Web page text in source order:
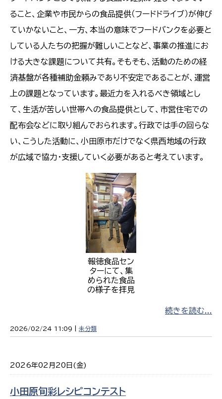
ること、企業や市民からの食品提供（フードドライブ）が伸び
ていかないこと、一方、本当の意味でフードバンクを必要と
している人たちの把握が難しいことなど、事業の推進にお
ける大きな課題について共有。そもそも、活動のための経
済基盤が各種補助金頼みであり不安定であることが、運営
上の課題となっています。最近力を入れるべき領域とし
て、生活が苦しい世帯への食品提供として、市営住宅での
配布会などに取り組んでおられます。行政では手の回らな
い、こうした活動に、小田原市だけでなく県西地域の行政
が広域で協力・支援していく必要があると考えています。
報徳食品セン
ターにて、集
められた食品
の様子を拝見
続きを読む...
2026/02/24 11:09 | 未分類
2026年02月20日(金)
小田原旬彩レシピコンテスト